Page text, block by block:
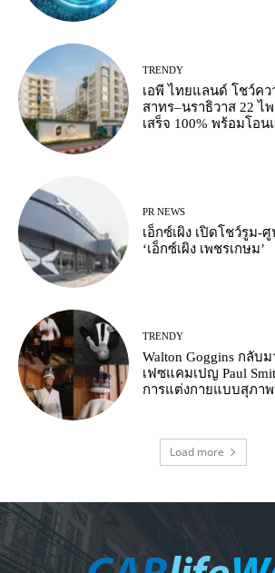
TRENDY
เอพี ไทยแลนด์ โชว์คว
สาทร–นราธิวาส 22 ไ
เสร็จ 100% พร้อมโอ
PR NEWS
เอ็กซ์เผิง เปิดโชว์รูม-
‘เอ็กซ์เผิง เพชรเกษม’
TRENDY
Walton Goggins กลับ
เฟซแคมเปญ Paul
การแต่งกายแบบสุภา
Load more